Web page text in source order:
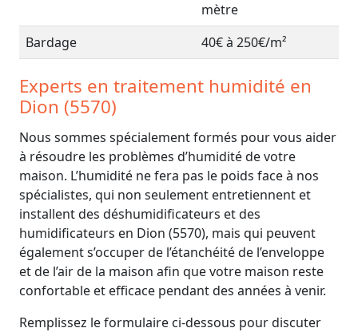
mètre
Bardage
40€ à 250€/m²
Experts en traitement humidité en
Dion (5570)
Nous sommes spécialement formés pour vous aider
à résoudre les problèmes d’humidité de votre
maison. L’humidité ne fera pas le poids face à nos
spécialistes, qui non seulement entretiennent et
installent des déshumidificateurs et des
humidificateurs en Dion (5570), mais qui peuvent
également s’occuper de l’étanchéité de l’enveloppe
et de l’air de la maison afin que votre maison reste
confortable et efficace pendant des années à venir.
Remplissez le formulaire ci-dessous pour discuter